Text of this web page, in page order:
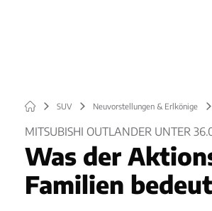
SUV Neuvorstellungen & Erlkönige
MITSUBISHI OUTLANDER UNTER
Was der
Familien